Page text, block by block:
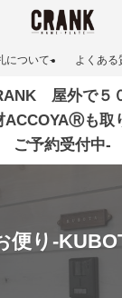
について‐ よくある
屋外で５
ACCOYAⓇも
ご予約受付中‐
便り